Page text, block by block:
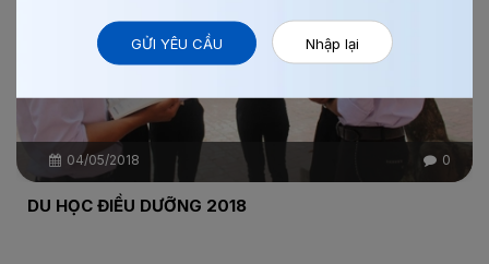
04/05/2018 0
DU HỌC ĐIỀU DƯỠNG 2018
GỬI YÊU CẦU Nhập lại